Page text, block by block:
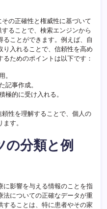
の正確性と権威性に基づいて
ることで、検索エンジンから
ことができます。例えば、自
入れることで、信頼性を高め
ためのポイントは以下です：
。
記事作成。
極的に受け入れる。
性を理解することで、個人の
す。
の分類と例
に影響を与える情報のことを指
法についての正確なデータが重
ることは、特に患者やその家